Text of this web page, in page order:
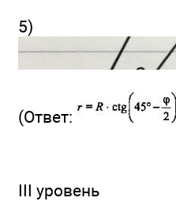
5)
(Ответ:
III уровень